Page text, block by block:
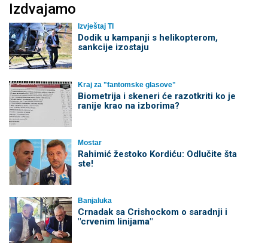
Izdvajamo
Izvještaj TI
Dodik u kampanji s helikopterom,
sankcije izostaju
Kraj za "fantomske glasove"
Biometrija i skeneri će razotkriti ko je
ranije krao na izborima?
Mostar
Rahimić žestoko Kordiću: Odlučite šta
ste!
Banjaluka
Crnadak sa Crishockom o saradnji i
"crvenim linijama"